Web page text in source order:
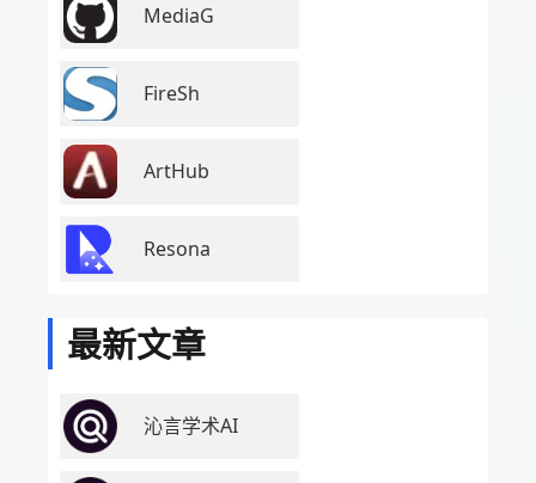
MediaG
FireSh
ArtHub
Resona
最新文章
沁言学术AI